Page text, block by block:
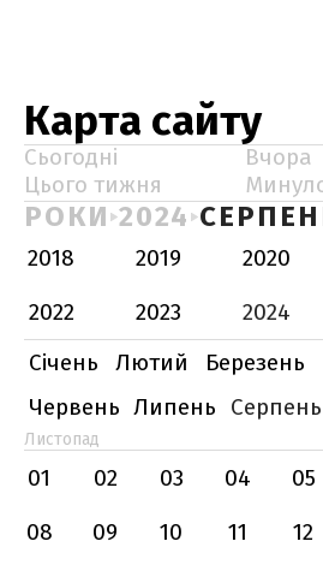
Карта сайту
Сьогодні
Вчора
Цього тижня
РОКИ 2024
2018 2019 2020
2022
2023
2024
Січень
Лютий Березень
Червень Липень Серпень
Листопад
01 02 03 04 05
08
09 10 11 12